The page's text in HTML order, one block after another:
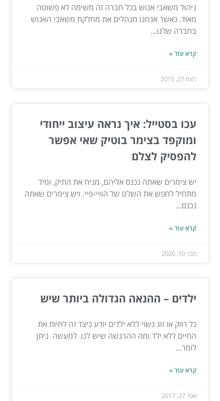
ניהול משאבי אנוש בכל חברה זה משימה לא פשוטה
מאוד. כאשר אנחנו מנהלים את מחלקת משאבי האנוש
בחברה שלנו...
קרא עוד »
דצמ 27, 2015
עכו בסטייל: איך נראה עיצוב ייחודי
ומוקפד בצימר בוטיק שאי אפשר
להפסיק לצלם
יש צימרים שאתה נכנס אליהם, מניח את התיק, ומיד
מתחיל לחפש את השלט של הוויי-פיי. ויש צימרים שאתה
נכנס...
קרא עוד »
פבר 10, 2026
ילדים – ההנאה הגדולה ביותר שיש
כל רווק או זוג נשוי ללא ילדים יודע כיצד זה לחיות את
החיים ללא ילד ומה ההרגשה שיש לנו. למעשה ניתן
לומר...
קרא עוד »
אפר 27, 2017